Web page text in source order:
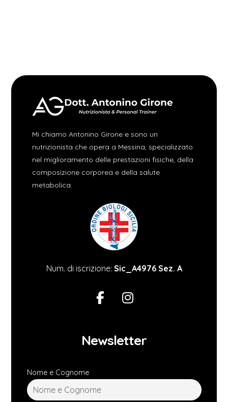
Mi chiamo Antonino Girone e sono un
nutrizionista che opera a Messina, specializzato
nel miglioramento delle prestazioni fisiche, della
composizione corporea e della salute
metabolica.
Num. di iscrizione: Sic_A4976 Sez. A
Newsletter
Nome e Cognome